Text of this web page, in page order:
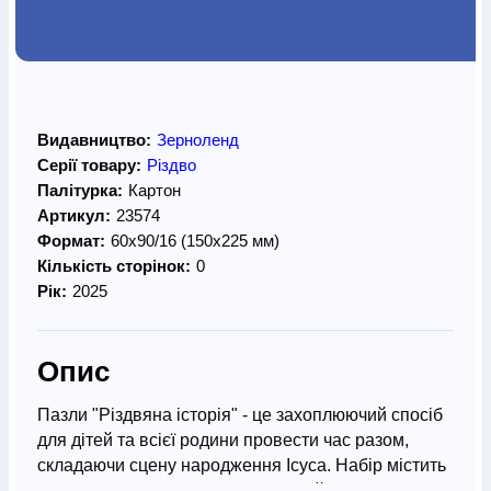
Видавництво: Зерноленд
Серії товару: Різдво
Палітурка: Картон
Артикул: 23574
Формат: 60х90/16 (150х225 мм)
Кількість сторінок: 0
Рік: 2025
Опис
Пазли "Різдвяна історія" - це захоплюючий спосіб
для дітей та всієї родини провести час разом,
складаючи сцену народження Ісуса. Набір містить